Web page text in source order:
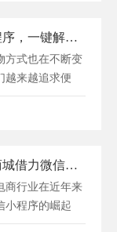
购物新风尚：探秘商城小程序，一键解锁智慧消费之旅
方式也在不断变
越来越追求便
社交电商新篇章：有赞微商城借力微信小程序，巧解获客拉新流量密码
商行业在近年来
小程序的崛起